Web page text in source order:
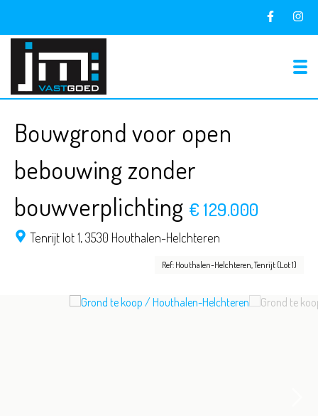
Bouwgrond voor open
bebouwing zonder
bouwverplichting € 129.000
Tenrijt lot 1,3530 Houthalen-Helchteren
Ref: Houthalen-Helchteren, Tenrijt (Lot 1)